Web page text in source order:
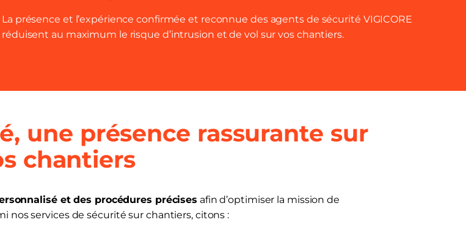
La présence et l’expérience confirmée et reconnue des agents de sécurité VIGICORE
réduisent au maximum le risque d’intrusion et de vol sur vos chantiers.
une présence rassurante sur
chantiers
et des procédures précises afin d’optimiser la mission de
nos services de sécurité sur chantiers, citons :